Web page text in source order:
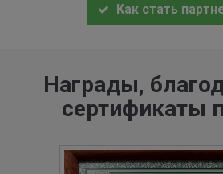
Как стать
Награды,
сертификаты